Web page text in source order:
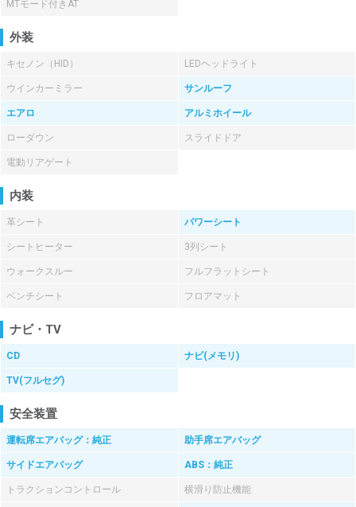
MTモード付きAT
外装
キセノン（HID） LEDヘッドライト
ウインカーミラー サンルーフ
エアロ アルミホイール
ローダウン スライドドア
電動リアゲート
内装
革シート パワーシート
シートヒーター 3列シート
ウォークスルー フルフラットシート
ベンチシート フロアマット
ナビ・TV
CD ナビ(メモリ)
TV(フルセグ)
安全装置
運転席エアバッグ：純正 助手席エアバッグ
サイドエアバッグ ABS：純正
トラクションコントロール 横滑り防止機能